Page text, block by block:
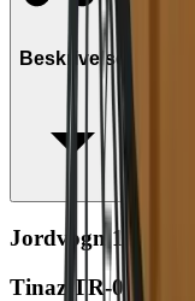
Beskrivelse
Jordvogn 10T til
Tinaz TR-01